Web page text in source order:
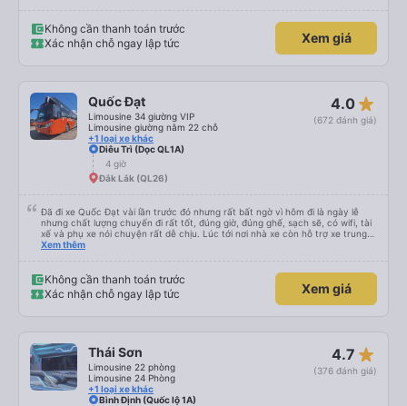
Không cần thanh toán trước
Xác nhận chỗ ngay lập tức
Xem giá
Quốc Đạt
Limousine 34 giường VIP
Limousine giường nằm 22 chỗ
+1 loại xe khác
4.0 star_rate
(672 đánh giá)
Diêu Trì (Dọc QL1A)
4 giờ
Đắk Lắk (QL26)
Đã đi xe Quốc Đạt vài lần trước đó nhưng rất bất ngờ vì hôm đi là ngày lễ
nhưng chất lượng chuyến đi rất tốt, đúng giờ, đúng ghế, sạch sẽ, có wifi, tài
xế và phụ xe nói chuyện rất dễ chịu. Lúc tới nơi nhà xe còn hỗ trợ xe trung
chuyển tới tận nhà. 10đ cho nhà xe, hy vọng nhà xe duy trì được chất lượng
Xem thêm
Không cần thanh toán trước
Xác nhận chỗ ngay lập tức
Xem giá
Thái Sơn
Limousine 22 phòng
Limousine 24 Phòng
+1 loại xe khác
4.7 star_rate
(376 đánh giá)
Bình Định (Quốc lộ 1A)